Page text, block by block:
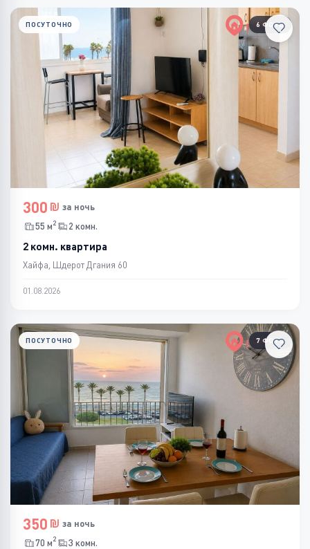
6 ФОТО
ПОСУТОЧНО
300
за ночь
55 м2 2 комн.
2 комн. квартира
Хайфа, Шдерот Дгания 60
01.08.2026
7 ФОТО
ПОСУТОЧНО
350
за ночь
70 м2 3 комн.